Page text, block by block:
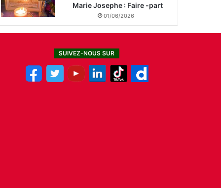
Marie Josephe : Faire -part
01/06/2026
SUIVEZ-NOUS SUR